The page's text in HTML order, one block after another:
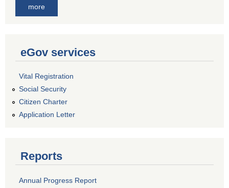
more
eGov services
Vital Registration
Social Security
Citizen Charter
Application Letter
Reports
Annual Progress Report